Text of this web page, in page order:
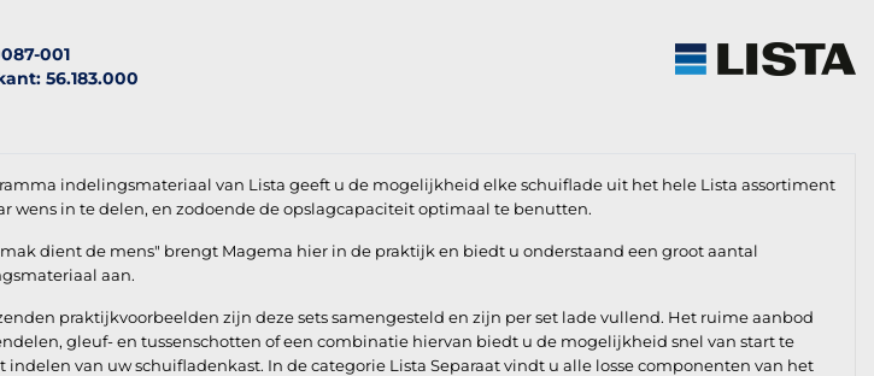
001
56.183.000
indelingsmateriaal van Lista geeft u de mogelijkheid elke schuiflade uit het hele Lista assortiment
wens in te delen, en zodoende de opslagcapaciteit optimaal te benutten.
dient de mens" brengt Magema hier in de praktijk en biedt u onderstaand een groot aantal
aan.
praktijkvoorbeelden zijn deze sets samengesteld en zijn per set lade vullend. Het ruime aanbod
gleuf- en tussenschotten of een combinatie hiervan biedt u de mogelijkheid snel van start te
van uw schuifladenkast. In de categorie Lista Separaat vindt u alle losse componenten van het